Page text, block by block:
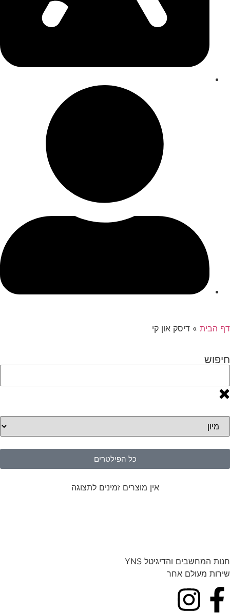
דף הבית » דיסק און קי
חיפוש
כל הפילטרים
אין מוצרים זמינים לתצוגה
חנות המחשבים והדיגיטל YNS
שירות מעולם אחר